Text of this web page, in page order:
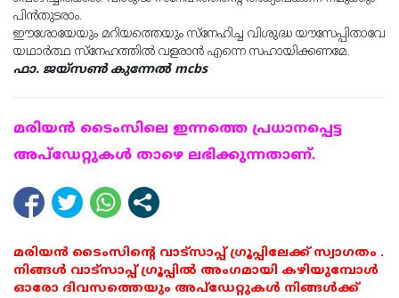
പിൻതുടരാം.
ഈശോയേയും മറിയത്തെയും സ്നേഹിച്ച വിശുദ്ധ യൗസേപ്പിതാവേ
യഥാർത്ഥ സ്നേഹത്തിൽ വളരാൻ എന്നെ സഹായിക്കണമേ.
ഫാ. ജയ്സൺ കുന്നേൽ mcbs
മരിയന്‍ ടൈംസിലെ ഇന്നത്തെ പ്രധാനപ്പെട്ട
അപ്ഡേറ്റുകള്‍ താഴെ ലഭിക്കുന്നതാണ്.
മരിയൻ ടൈംസിന്റെ വാട്സാപ്പ് ഗ്രൂപ്പിലേക്ക് സ്വാഗതം .
നിങ്ങൾ വാട്സാപ്പ് ഗ്രൂപ്പിൽ അംഗമായി കഴിയുമ്പോൾ
ഓരോ ദിവസത്തെയും അപ്ഡേറ്റുകൾ നിങ്ങൾക്ക്